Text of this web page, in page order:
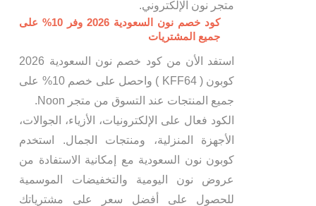
متجر نون الإلكتروني.
كود خصم نون السعودية 2026 وفر 10% على
جميع المشتريات
استفد الأن من كود خصم نون السعودية 2026
كوبون ( KFF64 ) واحصل على خصم 10% على
جميع المنتجات عند التسوق من متجر Noon.
الكود فعال على الإلكترونيات، الأزياء، الجوالات،
الأجهزة المنزلية، ومنتجات الجمال. استخدم
كوبون نون السعودية مع إمكانية الاستفادة من
عروض نون اليومية والتخفيضات الموسمية
للحصول على أفضل سعر على مشترياتك